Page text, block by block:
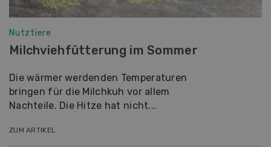
Nutztiere
Milchviehfütterung im Sommer
Die wärmer werdenden Temperaturen
bringen für die Milchkuh vor allem
Nachteile. Die Hitze hat nicht...
ZUM ARTIKEL